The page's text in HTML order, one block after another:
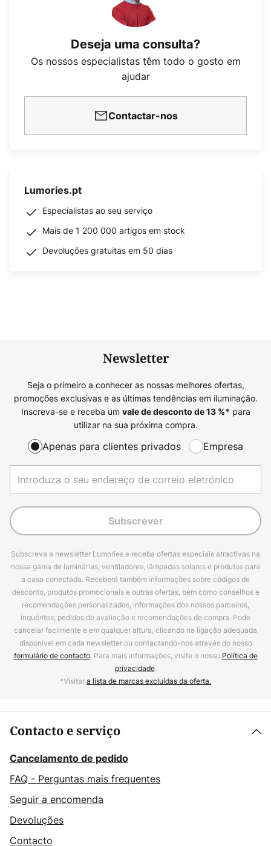
Deseja uma consulta?
Os nossos especialistas têm todo o gosto em
ajudar
Contactar-nos
Lumories.pt
Especialistas ao seu serviço
Mais de 1 200 000 artigos em stock
Devoluções gratuitas em 50 dias
Newsletter
Seja o primeiro a conhecer as nossas melhores ofertas,
promoções exclusivas e as últimas tendências em iluminação.
Inscreva-se e receba um vale de desconto de13%* para
utilizar na sua próxima compra.
Apenas para clientes privados Empresa
Subscrever
Subscreva a newsletter Lumories e receba ofertas especiais atractivas na
nossa gama de luminárias, ventiladores, lâmpadas solares e produtos para
a casa conectada. Receberá também informações sobre códigos de
desconto, produtos promocionais e outras ofertas, bem como conselhos e
recomendações personalizados, informações dos nossos parceiros,
inquéritos, pedidos de avaliação e recomendações de compra. Pode
cancelar facilmente e em qualquer altura, clicando na ligação adequada
disponível em cada newsletter ou contactando-nos através do nosso
formulário de contacto. Para mais informações, visite o nosso Política de
privacidade.
*Visitara lista de marcas excluídas da oferta.
Contacto e serviço
Cancelamento de pedido
FAQ - Perguntas mais frequentes
Seguir a encomenda
Devoluções
Contacto